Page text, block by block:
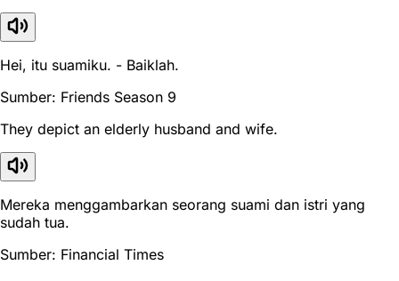
Hei, itu suamiku. - Baiklah.
Sumber: Friends Season 9
They depict an elderly husband and wife.
Mereka menggambarkan seorang suami dan istri yang
sudah tua.
Sumber: Financial Times